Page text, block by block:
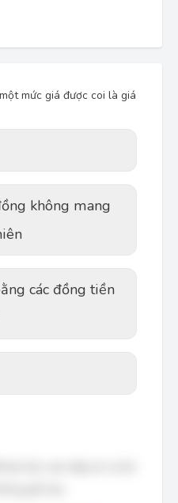
mức giá được coi là giá
không mang
các đồng tiền